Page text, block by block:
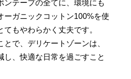
ンテープの全てに、環境にも
ーガニックコットン100%を使
てもやわらかく丈夫です。
とで、デリケートゾーンは、
し、快適な日常を過ごすこと